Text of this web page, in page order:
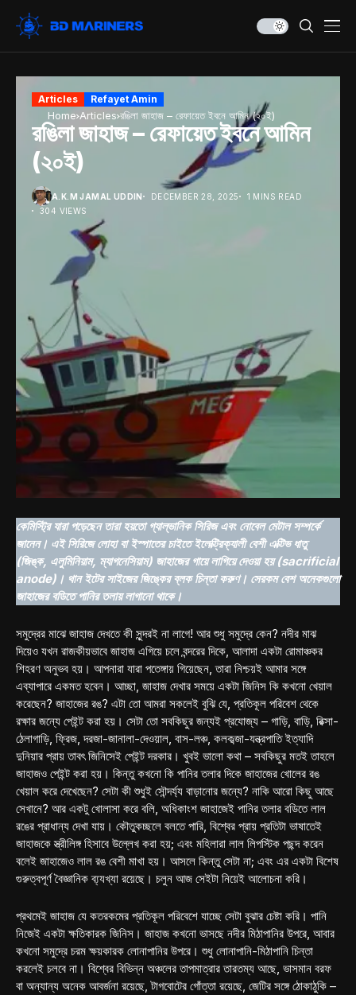
Home Articles রঙিলা জাহাজ – রেফায়েত ইবনে আমিন (২০ই)
Articles Refayet Amin
রঙিলা জাহাজ – রেফায়েত ইবনে আমিন
(২০ই)
A.K.M JAMAL UDDIN DECEMBER 28, 2025
1 MINS READ
304 VIEWS
কেমিস্ট্রি যারা পড়েছেন তারা হয়তো গ্যাল্ভানিক সিরিজ এবং নোবেল মেটাল সম্পর্কে
জানেন। এই সিরিজে লোহা বা ইস্পাতের চাইতে ইলেক্ট্রিক্যালী বেশী এক্টিভ ধাতু
(জিঙ্ক, এলুমিনিয়াম, ম্যাগনেসিয়াম) জাহাজের গায়ে লাগিয়ে দেওয়া হয় (sacrificial
anode)। থান ইটের সাইজের জিঙ্কের ব্লক চিন্তা করুণ। সেরকম বেশ অনেকগুলো
জাহাজের বডিতে পানির তলায় লাগানো থাকে।
সমুদ্রের মাঝে জাহাজ দেখতে কী সুন্দরই না লাগে! আর শুধু সমুদ্রে কেন? নদীর মাঝ
দিয়েও যখন রাজকীয়ভাবে জাহাজ এগিয়ে চলে বন্দরের দিকে, আলাদা একটা রোমাঞ্চকর
শিহরণ অনুভব হয়। আপনারা যারা পতেঙ্গায় গিয়েছেন, তারা নিশ্চয়ই আমার সঙ্গে
এব্যাপারে একমত হবেন। আচ্ছা, জাহাজ দেখার সময়ে একটা জিনিস কি কখনো খেয়াল
করেছেন? জাহাজের রঙ? এটা তো আমরা সকলেই বুঝি যে, প্রতিকূল পরিবেশ থেকে
রক্ষার জন্যে পেইন্ট করা হয়। সেটা তো সবকিছুর জন্যই প্রযোজ্য – গাড়ি, বাড়ি, রিক্সা-
ঠেলাগাড়ি, ফ্রিজ, দরজা-জানালা-দেওয়াল, বাস-লঞ্চ, কলকব্জা-যন্ত্রপাতি ইত্যাদি
দুনিয়ার প্রায় তাবৎ জিনিসেই পেইন্ট দরকার। খুবই ভালো কথা – সবকিছুর মতই তাহলে
জাহাজও পেইন্ট করা হয়। কিন্তু কখনো কি পানির তলার দিকে জাহাজের খোলের রঙ
খেয়াল করে দেখেছেন? সেটা কী শুধুই সৌন্দর্য্য বাড়ানোর জন্যে? নাকি আরো কিছু আছে
সেখানে? আর একটু খোলাসা করে বলি, অধিকাংশ জাহাজেই পানির তলার বডিতে লাল
রঙের প্রাধান্য দেখা যায়। কৌতুকচ্ছলে বলতে পারি, বিশ্বের প্রায় প্রতিটা ভাষাতেই
জাহাজকে স্ত্রীলিঙ্গ হিসাবে উল্লেখ করা হয়; এবং মহিলারা লাল লিপস্টিক পছন্দ করেন
বলেই জাহাজেও লাল রঙ বেশী মাখা হয়। আসলে কিন্তু সেটা না; এবং এর একটা বিশেষ
গুরুত্বপূর্ণ বৈজ্ঞানিক ব্য্যখ্যা রয়েছে। চলুন আজ সেইটা নিয়েই আলোচনা করি।
প্রথমেই জাহাজ যে কতরকমের প্রতিকূল পরিবেশে যাচ্ছে সেটা বুঝার চেষ্টা করি। পানি
নিজেই একটা ক্ষতিকারক জিনিস। জাহাজ কখনো ভাসছে নদীর মিঠাপানির উপরে, আবার
কখনো সমুদ্রে চরম ক্ষয়কারক লোনাপানির উপরে। শুধু লোনাপানি-মিঠাপানি চিন্তা
করলেই চলবে না। বিশ্বের বিভিন্ন অঞ্চলের তাপমাত্রার তারতম্য আছে, ভাসমান বরফ
বা অন্যান্য অনেক আবর্জনা রয়েছে, টাগবোটের গোঁত্তা রয়েছে, জেটির সঙ্গে ঠোকাঠুকি –